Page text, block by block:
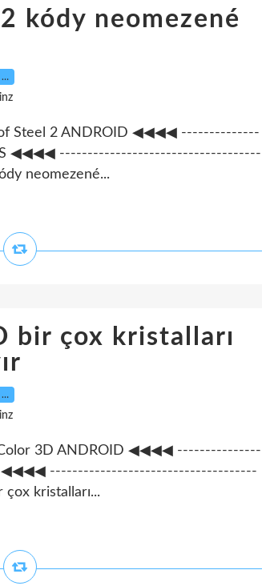
kódy neomezené
…
2 ANDROID ◀◀◀◀ --------------
◀◀◀◀ ------------------------------------
neomezené...
bir çox kristalları
…
3D ANDROID ◀◀◀◀ ---------------
◀◀◀◀ -------------------------------------
kristalları...